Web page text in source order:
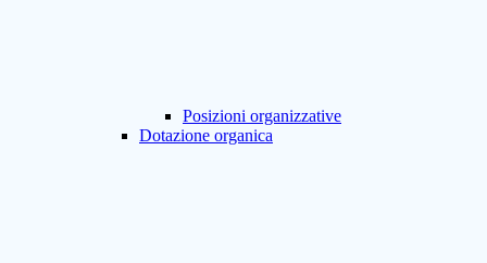
Posizioni organizzative
Dotazione organica